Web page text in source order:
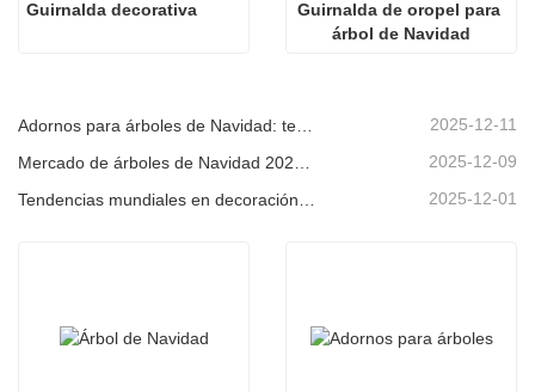
Guirnalda decorativa
Guirnalda de oropel para
árbol de Navidad
2025-12-11
2025-12-09
Tendencias mundiales en decoración navideña y por qué Christmas Queen sigue liderando el mercado 2025-12-01